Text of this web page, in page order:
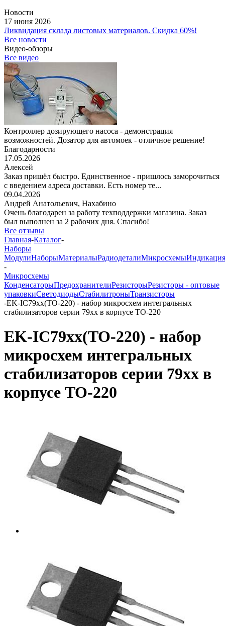
Новости
17 июня 2026
Ликвидация склада листовых материалов. Скидка 60%!
Все новости
Видео-обзоры
Все видео
Контроллер дозирующего насоса - демонстрация
возможностей. Дозатор для автомоек - отличное решение!
Благодарности
17.05.2026
Алексей
Заказ пришёл быстро. Единственное - пришлось заморочиться
с введением адреса доставки. Есть номер те...
09.04.2026
Андрей Анатольевич, Нахабино
Очень благодарен за работу техподдержки магазина. Заказ
был выполнен за 2 рабочих дня. Спасибо!
Все отзывы
Главная-Каталог-
Наборы
МодулиНаборыМатериалыРадиодеталиМикросхемыИндикация
-
Микросхемы
КонденсаторыПредохранителиРезисторыРезисторы - оптовые
упаковкиСветодиодыСтабилитроныТранзисторы
-EK-IC79xx(TO-220) - набор микросхем интегральных
стабилизаторов серии 79xx в корпусе TO-220
EK-IC79xx(TO-220) - набор
микросхем интегральных
стабилизаторов серии 79xx в
корпусе TO-220